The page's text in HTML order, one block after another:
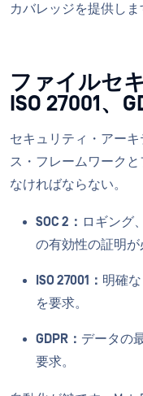
カバレッジを提供しま
ファイルセ
ISO 27001、
セキュリティ・アー
ス・フレームワーク
なければならない。
SOC 2： ロギング
の有効性の証明が
ISO 27001： 明確
を要求。
GDPR： データの
要求。